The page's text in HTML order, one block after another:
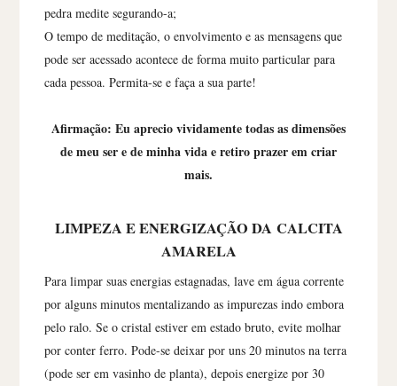
pedra medite segurando-a;
O tempo de meditação, o envolvimento e as mensagens que
pode ser acessado acontece de forma muito particular para
cada pessoa. Permita-se e faça a sua parte!
Afirmação: Eu aprecio vividamente todas as dimensões
de meu ser e de minha vida e retiro prazer em criar
mais.
LIMPEZA E ENERGIZAÇÃO DA CALCITA
AMARELA
Para limpar suas energias estagnadas, lave em água corrente
por alguns minutos mentalizando as impurezas indo embora
pelo ralo. Se o cristal estiver em estado bruto, evite molhar
por conter ferro. Pode-se deixar por uns 20 minutos na terra
(pode ser em vasinho de planta), depois energize por 30